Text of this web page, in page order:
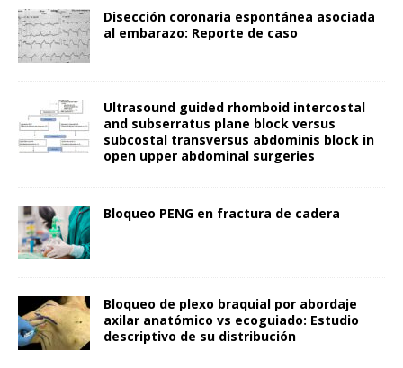
Disección coronaria espontánea asociada
al embarazo: Reporte de caso
Ultrasound guided rhomboid intercostal
and subserratus plane block versus
subcostal transversus abdominis block in
open upper abdominal surgeries
Bloqueo PENG en fractura de cadera
Bloqueo de plexo braquial por abordaje
axilar anatómico vs ecoguiado: Estudio
descriptivo de su distribución